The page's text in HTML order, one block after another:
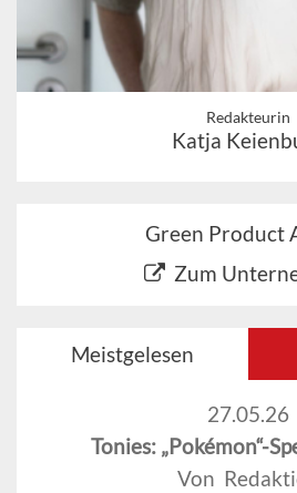
Redakteurin
Katja
Green Product
Zum
Meistgelesen
27.05.26
Tonies: „Pokémon“-
Von